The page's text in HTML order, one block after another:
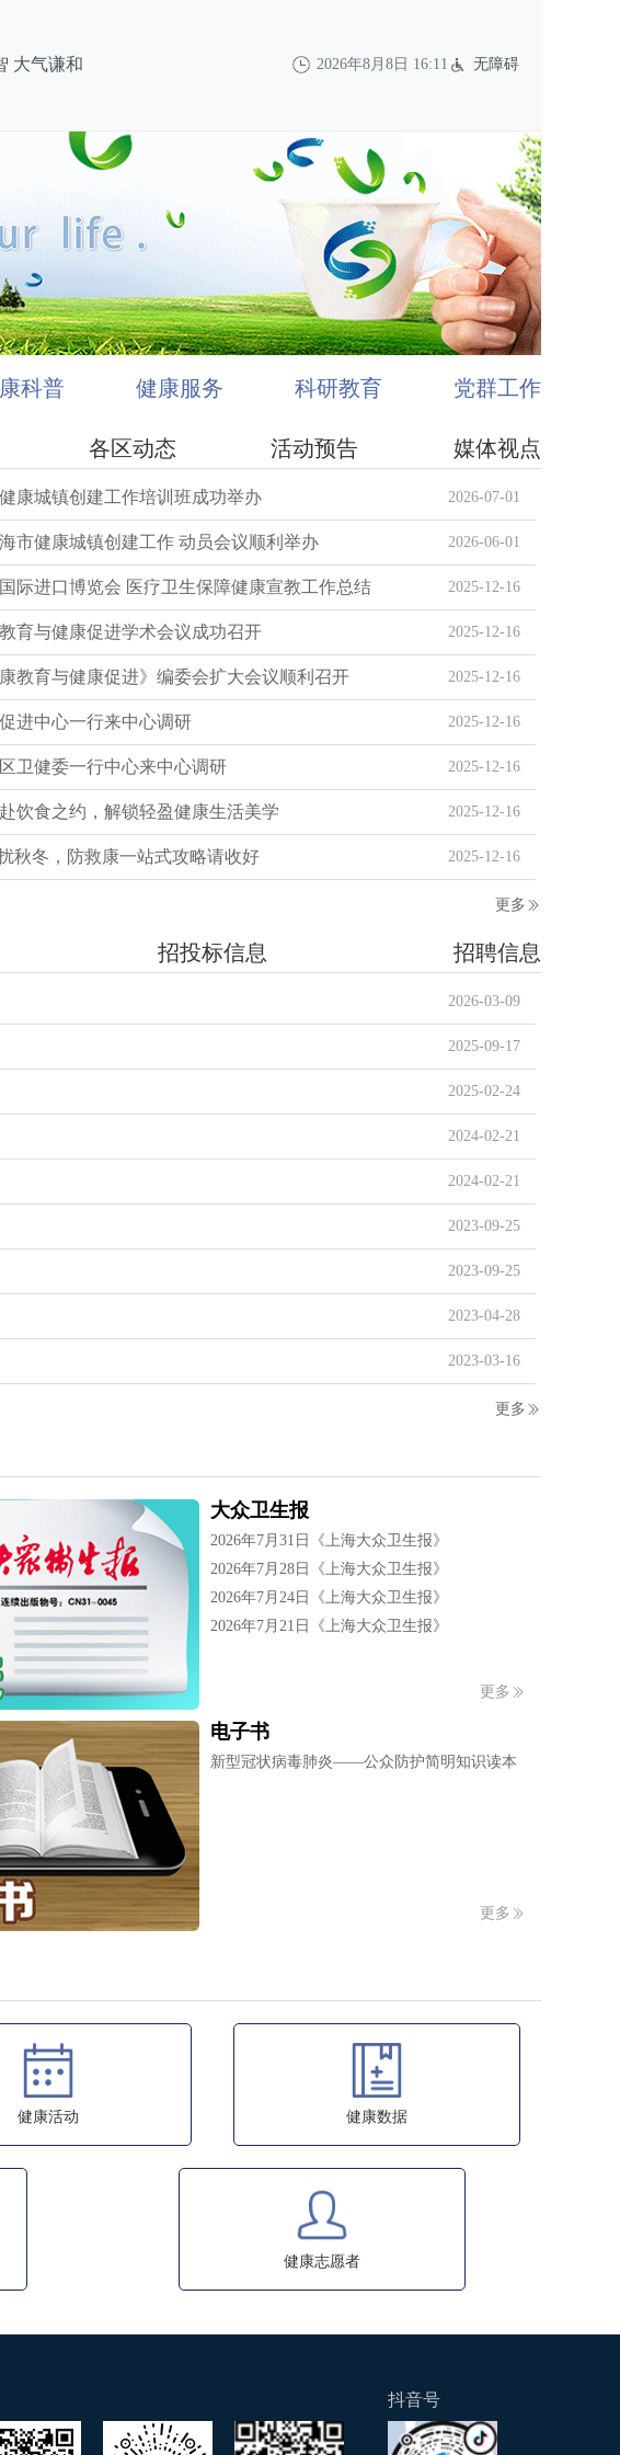
大气谦和 2026年8月8日 16:11 无障碍
科普 健康服务 科研教育 党群工作
康教育与健康促进 专业机构第一季度工作例会顺利召开
各区动态 活动预告 媒体视点
健康城镇创建工作培训班成功举办 2026-07-01
市健康城镇创建工作 动员会议顺利举办 2026-06-01
际进口博览会 医疗卫生保障健康宣教工作总结 2025-12-16
育与健康促进学术会议成功召开 2025-12-16
教育与健康促进》编委会扩大会议顺利召开 2025-12-16
进中心一行来中心调研 2025-12-16
卫健委一行中心来中心调研 2025-12-16
饮食之约，解锁轻盈健康生活美学 2025-12-16
秋冬，防救康一站式攻略请收好 2025-12-16
2025-12-16
更多
招投标信息 招聘信息
2026-03-09
2025-09-17
2025-02-24
2024-02-21
2024-02-21
2023-09-25
2023-09-25
2023-04-28
2023-03-16
2022-03-10
更多
大众卫生报
2026年7月31日《上海大众卫生报》
2026年7月28日《上海大众卫生报》
2026年7月24日《上海大众卫生报》
2026年7月21日《上海大众卫生报》
更多
电子书
新型冠状病毒肺炎——公众防护简明知识读本
更多
健康活动 健康数据
健康志愿者
抖音号